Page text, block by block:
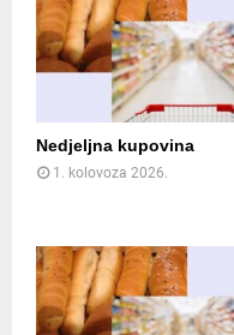
Nedjeljna kupovina
1. kolovoza 2026.